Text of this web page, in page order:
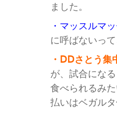
ました。
・マッスルマ
に呼ばないっ
・ⅮⅮさとう
が、試合にな
食べられるみ
払いはベガル